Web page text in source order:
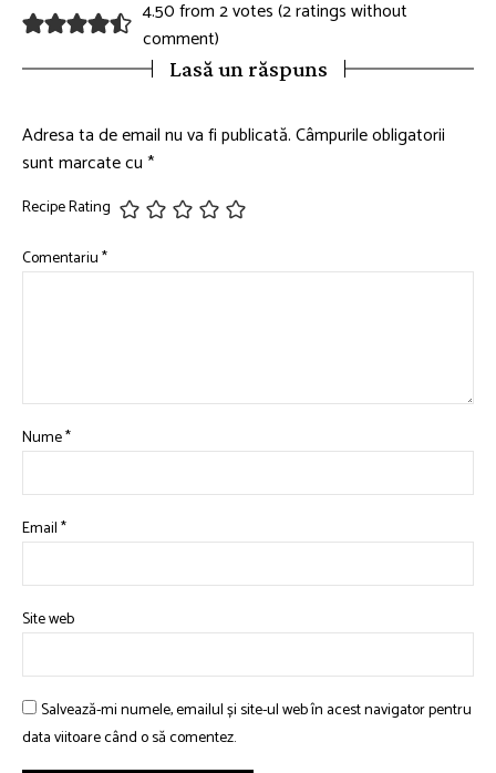
4.50 from 2 votes (2 ratings without
comment)
Lasă un răspuns
Adresa ta de email nu va fi publicată.Câmpurile obligatorii
sunt marcate cu*
Recipe Rating
Comentariu*
Nume*
Email*
Site web
Salvează-mi numele, emailul și site-ul web în acest navigator pentru
data viitoare când o să comentez.